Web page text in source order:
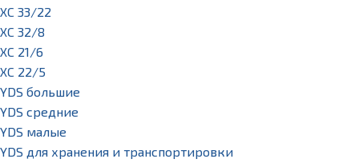
XC 33/22
XC 32/8
XC 21/6
XC 22/5
YDS большие
YDS средние
YDS малые
YDS для хранения и транспортировки